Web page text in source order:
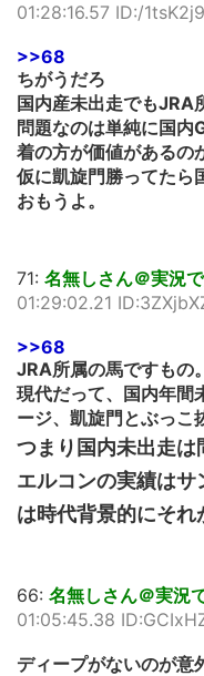
01:28:16.57 ID:/
>>68
ちがうだろ
国内産未出走でもJRA
問題なのは単純に国内
着の方が価値があるの
仮に凱旋門勝ってたら
おもうよ。
71: 名無しさん＠実況
01:29:02.21
>>68
JRA所属の馬ですもの
現代だって、国内年間
ージ、凱旋門とぶっこ
つまり国内未出走は
エルコンの実績はサ
は時代背景的にそれ
66: 名無しさん＠実況
01:05:45.38
ディープがないのが意